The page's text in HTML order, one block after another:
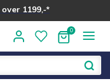
1199,-*